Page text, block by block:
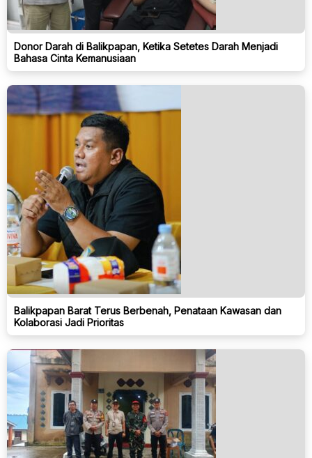
Donor Darah di Balikpapan, Ketika Setetes Darah Menjadi
Bahasa Cinta Kemanusiaan
Balikpapan Barat Terus Berbenah, Penataan Kawasan dan
Kolaborasi Jadi Prioritas